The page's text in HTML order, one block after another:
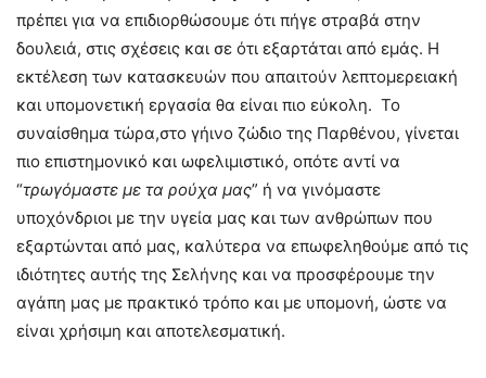
πρέπει για να επιδιορθώσουμε ότι πήγε στραβά στην
δουλειά, στις σχέσεις και σε ότι εξαρτάται από εμάς. Η
εκτέλεση των κατασκευών που απαιτούν λεπτομερειακή
και υπομονετική εργασία θα είναι πιο εύκολη. Το
συναίσθημα τώρα,στο γήινο ζώδιο της Παρθένου, γίνεται
πιο επιστημονικό και ωφελιμιστικό, οπότε αντί να
“τρωγόμαστε με τα ρούχα μας” ή να γινόμαστε
υποχόνδριοι με την υγεία μας και των ανθρώπων που
εξαρτώνται από μας, καλύτερα να επωφεληθούμε από τις
ιδιότητες αυτής της Σελήνης και να προσφέρουμε την
αγάπη μας με πρακτικό τρόπο και με υπομονή, ώστε να
είναι χρήσιμη και αποτελεσματική.